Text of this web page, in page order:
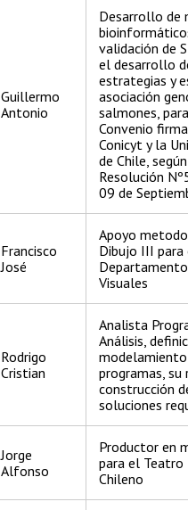
Guillermo
Antonio
Desarrollo de
validación de
el desarrollo
estrategias y
asociación
salmones,
Convenio
Conicyt y la
de Chile, según
Resolución
09 de
Francisco
José
Apoyo
Dibujo III para
Visuales
Rodrigo
Cristian
Analista
Análisis,
programas, su
construcción
soluciones
Jorge
Alfonso
Productor en
para el Teatro
Chileno